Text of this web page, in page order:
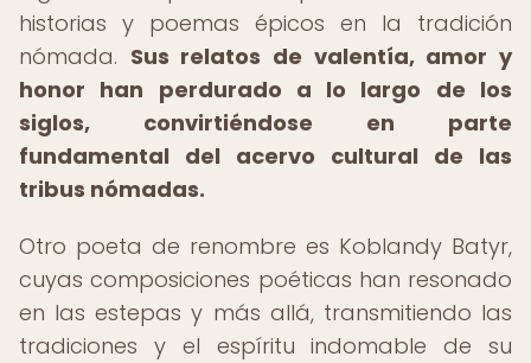
historias y poemas épicos en la tradición
nómada. Sus relatos de valentía, amor y
honor han perdurado a lo largo de los
siglos, convirtiéndose en parte
fundamental del acervo cultural de las
tribus nómadas.
Otro poeta de renombre es Koblandy Batyr,
cuyas composiciones poéticas han resonado
en las estepas y más allá, transmitiendo las
tradiciones y el espíritu indomable de su